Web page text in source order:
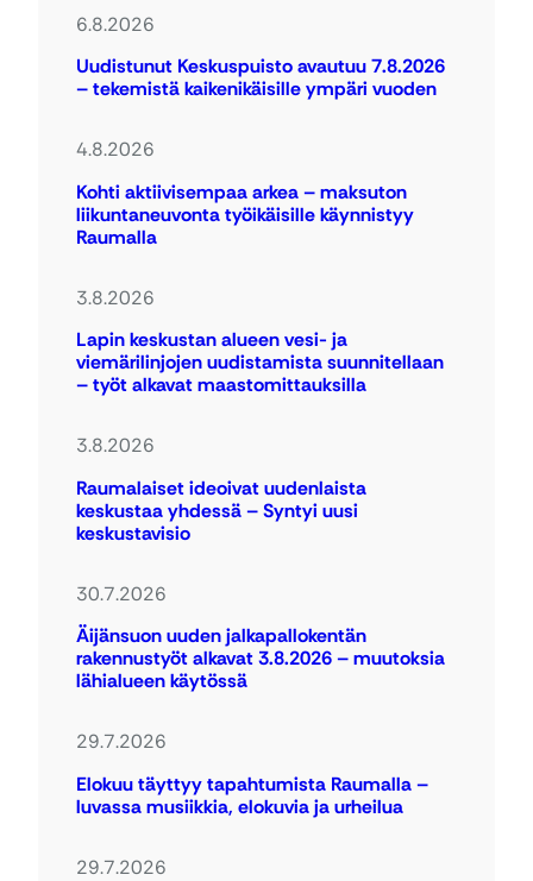
6.8.2026
Uudistunut Keskuspuisto avautuu 7.8.2026
– tekemistä kaikenikäisille ympäri vuoden
4.8.2026
Kohti aktiivisempaa arkea – maksuton
liikuntaneuvonta työikäisille käynnistyy
Raumalla
3.8.2026
Lapin keskustan alueen vesi- ja
viemärilinjojen uudistamista suunnitellaan
– työt alkavat maastomittauksilla
3.8.2026
Raumalaiset ideoivat uudenlaista
keskustaa yhdessä – Syntyi uusi
keskustavisio
30.7.2026
Äijänsuon uuden jalkapallokentän
rakennustyöt alkavat 3.8.2026 – muutoksia
lähialueen käytössä
29.7.2026
Elokuu täyttyy tapahtumista Raumalla –
luvassa musiikkia, elokuvia ja urheilua
29.7.2026